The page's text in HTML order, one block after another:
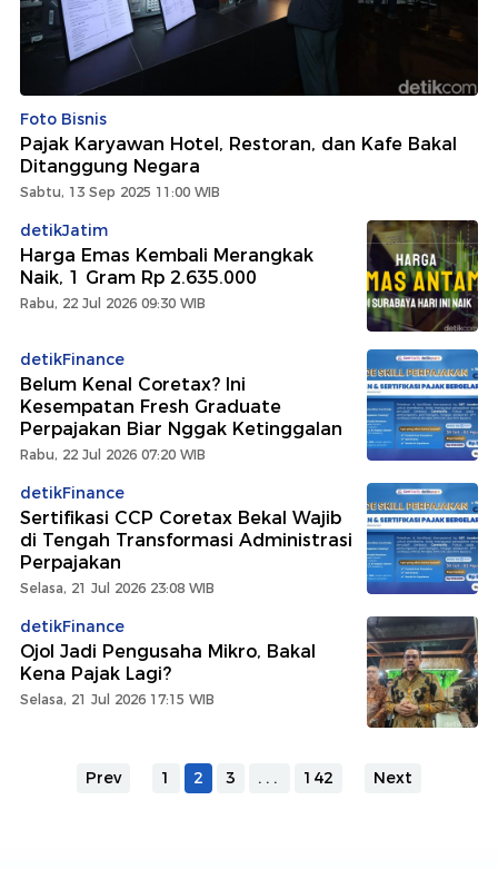
Foto Bisnis
Pajak Karyawan Hotel, Restoran, dan Kafe Bakal
Ditanggung Negara
Sabtu, 13 Sep 2025 11:00 WIB
detikJatim
Harga Emas Kembali Merangkak
Naik, 1 Gram Rp 2.635.000
Rabu, 22 Jul 2026 09:30 WIB
detikFinance
Belum Kenal Coretax? Ini
Kesempatan Fresh Graduate
Perpajakan Biar Nggak Ketinggalan
Rabu, 22 Jul 2026 07:20 WIB
detikFinance
Sertifikasi CCP Coretax Bekal Wajib
di Tengah Transformasi Administrasi
Perpajakan
Selasa, 21 Jul 2026 23:08 WIB
detikFinance
Ojol Jadi Pengusaha Mikro, Bakal
Kena Pajak Lagi?
Selasa, 21 Jul 2026 17:15 WIB
Prev 1 2 3 ... 142 Next